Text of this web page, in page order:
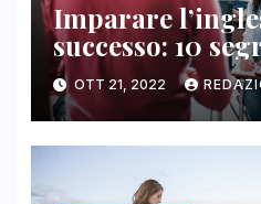
Imparare
successo: 10
OTT 21, 2022